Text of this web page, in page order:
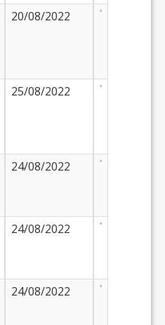
20/08/2022
25/08/2022
24/08/2022
24/08/2022
24/08/2022